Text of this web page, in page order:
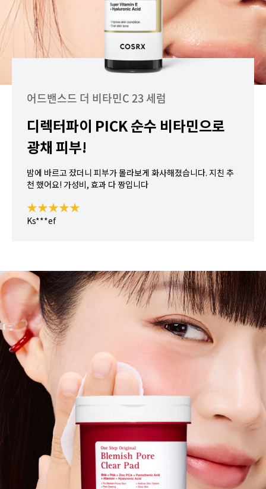
어드밴스드 더 비타민C 23 세럼
디렉터파이 PICK 순수 비타민으로
광채 피부!
밤에 바르고 잤더니 피부가 몰라보게 화사해졌습니다. 지친 추
천 했어요! 가성비, 효과 다 짱입니다
★★★★★
Ks***ef